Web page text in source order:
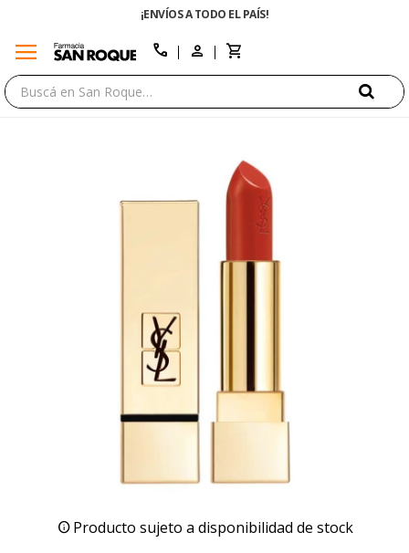
¡ENVÍOS A TODO EL PAÍS!
menu call
Producto sujeto a disponibilidad de stock
close